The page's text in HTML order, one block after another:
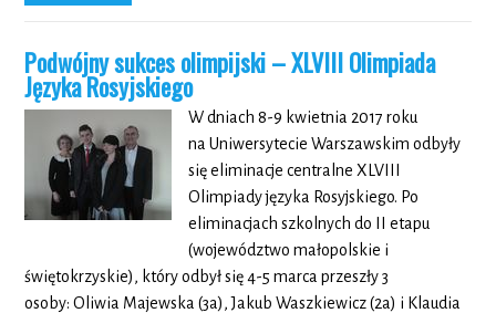
Podwójny sukces olimpijski – XLVIII Olimpiada
Języka Rosyjskiego
W dniach 8-9 kwietnia 2017 roku
na Uniwersytecie Warszawskim odbyły
się eliminacje centralne XLVIII
Olimpiady języka Rosyjskiego. Po
eliminacjach szkolnych do II etapu
(województwo małopolskie i
świętokrzyskie), który odbył się 4-5 marca przeszły 3
osoby: Oliwia Majewska (3a), Jakub Waszkiewicz (2a) i Klaudia